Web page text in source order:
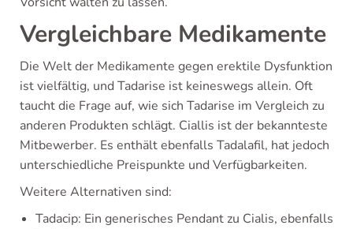
Vergleichbare Medikamente
Die Welt der Medikamente gegen erektile Dysfunktion
ist vielfältig, und Tadarise ist keineswegs allein. Oft
taucht die Frage auf, wie sich Tadarise im Vergleich zu
anderen Produkten schlägt. Ciallis ist der bekannteste
Mitbewerber. Es enthält ebenfalls Tadalafil, hat jedoch
unterschiedliche Preispunkte und Verfügbarkeiten.
Weitere Alternativen sind:
Tadacip: Ein generisches Pendant zu Cialis, ebenfalls